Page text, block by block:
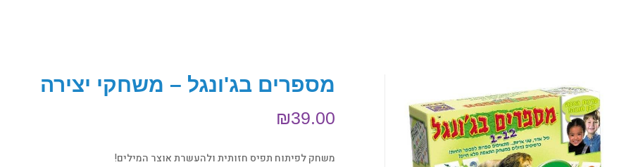
מספרים בג'ונגל – משחקי יצירה
₪39.00
משחק לפיתוח תפיס חזותית ולהעשרת אוצר המילים!